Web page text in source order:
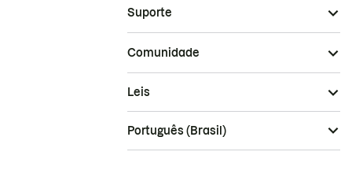
Suporte
Comunidade
Leis
Português (Brasil)